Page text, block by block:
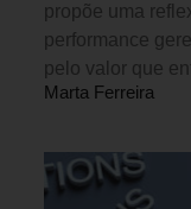
propõe uma
performance
pelo valor que
Marta Ferreira